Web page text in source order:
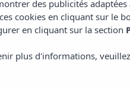
des publicités
cookies en cliquant sur le
en cliquant sur la section
plus d'informations,